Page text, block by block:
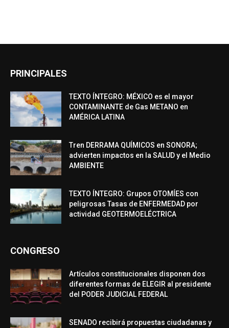
PRINCIPALES
TEXTO ÍNTEGRO: MÉXICO es el mayor
CONTAMINANTE de Gas METANO en
AMÉRICA LATINA
Tren DERRAMA QUÍMICOS en SONORA;
advierten impactos en la SALUD y el Medio
AMBIENTE
TEXTO ÍNTEGRO: Grupos OTOMÍES con
peligrosas Tasas de ENFERMEDAD por
actividad GEOTERMOELÉCTRICA
CONGRESO
Artículos constitucionales disponen dos
diferentes formas de ELEGIR al presidente
del PODER JUDICIAL FEDERAL
SENADO recibirá propuestas ciudadanas y